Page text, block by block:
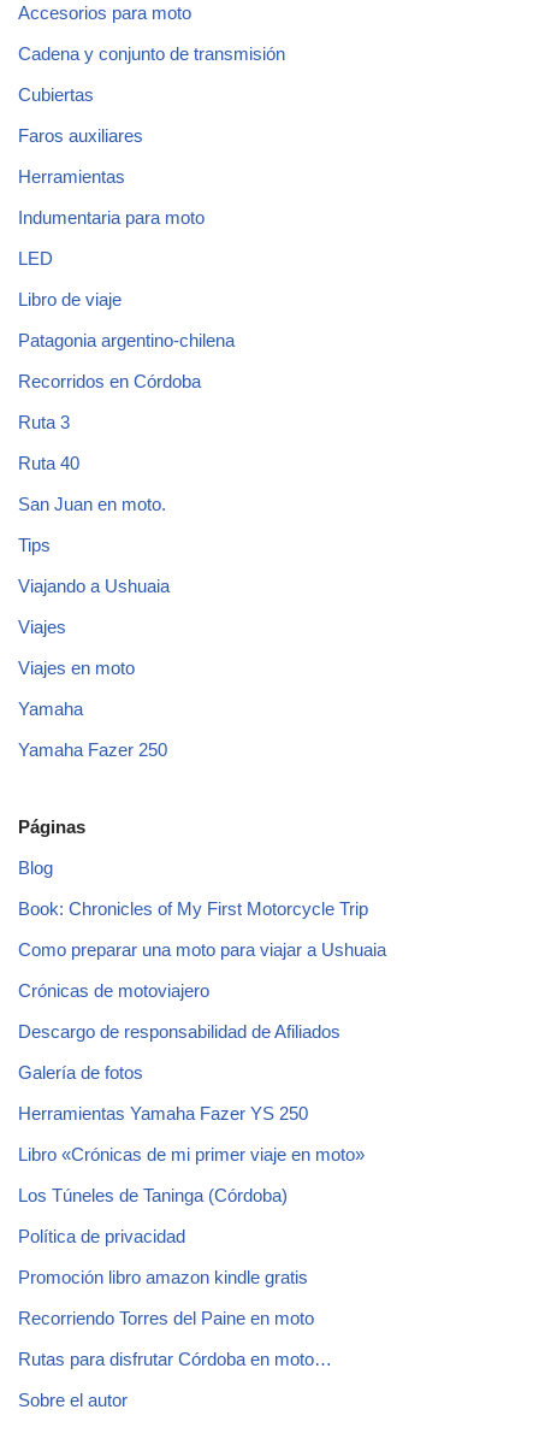
Accesorios para moto
Cadena y conjunto de transmisión
Cubiertas
Faros auxiliares
Herramientas
Indumentaria para moto
LED
Libro de viaje
Patagonia argentino-chilena
Recorridos en Córdoba
Ruta 3
Ruta 40
San Juan en moto.
Tips
Viajando a Ushuaia
Viajes
Viajes en moto
Yamaha
Yamaha Fazer 250
Páginas
Blog
Book: Chronicles of My First Motorcycle Trip
Como preparar una moto para viajar a Ushuaia
Crónicas de motoviajero
Descargo de responsabilidad de Afiliados
Galería de fotos
Herramientas Yamaha Fazer YS 250
Libro «Crónicas de mi primer viaje en moto»
Los Túneles de Taninga (Córdoba)
Política de privacidad
Promoción libro amazon kindle gratis
Recorriendo Torres del Paine en moto
Rutas para disfrutar Córdoba en moto…
Sobre el autor